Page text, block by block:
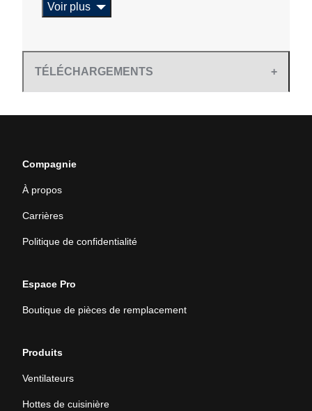
Voir plus
TÉLÉCHARGEMENTS
Compagnie
À propos
Carrières
Politique de confidentialité
Espace Pro
Boutique de pièces de remplacement
Produits
Ventilateurs
Hottes de cuisinière